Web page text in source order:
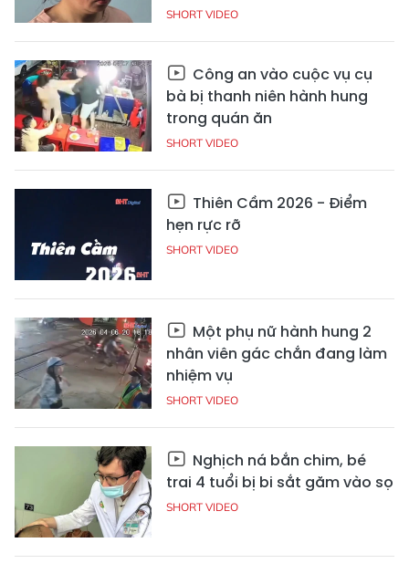
SHORT VIDEO
Công an vào cuộc vụ cụ
bà bị thanh niên hành hung
trong quán ăn
SHORT VIDEO
Thiên Cầm 2026 - Điểm
hẹn rực rỡ
SHORT VIDEO
Một phụ nữ hành hung 2
nhân viên gác chắn đang làm
nhiệm vụ
SHORT VIDEO
Nghịch ná bắn chim, bé
trai 4 tuổi bị bi sắt găm vào sọ
SHORT VIDEO